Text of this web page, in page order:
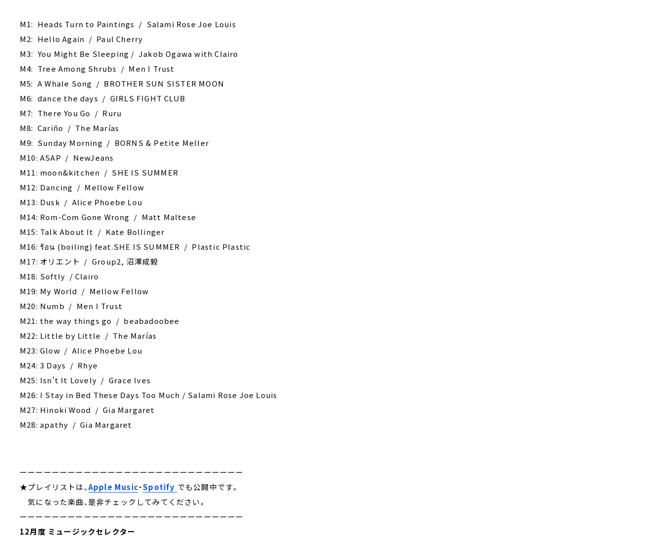
M1: Heads Turn to Paintings / Salami Rose Joe Louis
M2: Hello Again / Paul Cherry
M3: You Might Be Sleeping / Jakob Ogawa with Clairo
M4: Tree Among Shrubs / Men I Trust
M5: A Whale Song / BROTHER SUN SISTER MOON
M6: dance the days / GIRLS FIGHT CLUB
M7: There You Go / Ruru
M8: Cariño / The Marías
M9: Sunday Morning / BORNS & Petite Meller
M10: ASAP / NewJeans
M11: moon&kitchen / SHE IS SUMMER
M12: ‎Dancing / Mellow Fellow
M13: Dusk / Alice Phoebe Lou
M14: Rom-Com Gone Wrong / Matt Maltese
M15: Talk About It / Kate Bollinger
M16: ร้อน (boiling) feat.SHE IS SUMMER / Plastic Plastic
M17: オリエント / Group2, 沼澤成毅
M18: Softly / Clairo
M19: My World / Mellow Fellow
M20: Numb / Men I Trust
M21: the way things go / beabadoobee
M22: Little by Little / The Marías
M23: Glow / Alice Phoebe Lou
M24: 3 Days / Rhye
M25: ‎Isn't It Lovely / Grace Ives
M26: I Stay in Bed These Days Too Much / Salami Rose Joe Louis
M27: ‎Hinoki Wood / Gia Margaret
M28: apathy / Gia Margaret
ーーーーーーーーーーーーーーーーーーーーーーーーーーーー
★プレイリストは、 Apple Music・Spotify でも公開中です。
気になった楽曲、是非チェックしてみてください。
ーーーーーーーーーーーーーーーーーーーーーーーーーーーー
12月度 ミュージックセレクター